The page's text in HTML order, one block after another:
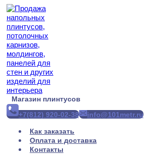
Перейти
содержимому
Магазин плинтусов
+7(812) 920-02-38
info@101metr.ru
Как заказать
Оплата и доставка
Контакты